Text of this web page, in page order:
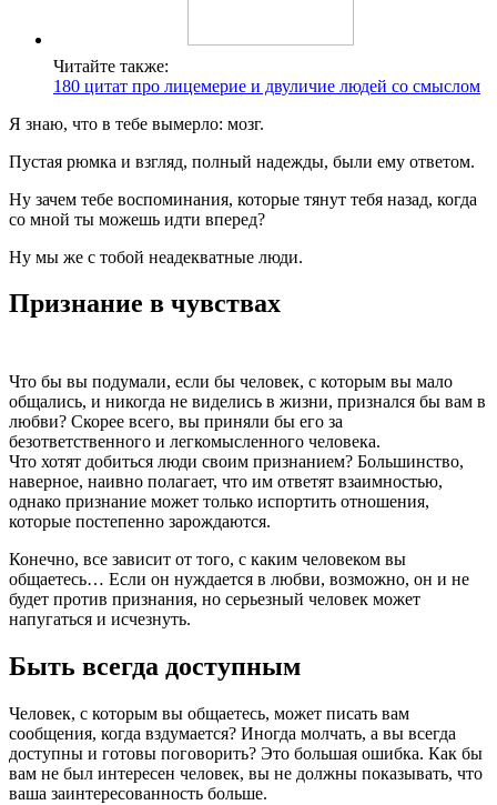
Читайте также:
180 цитат про лицемерие и двуличие людей со смыслом
Я знаю, что в тебе вымерло: мозг.
Пустая рюмка и взгляд, полный надежды, были ему ответом.
Ну зачем тебе воспоминания, которые тянут тебя назад, когда
со мной ты можешь идти вперед?
Ну мы же с тобой неадекватные люди.
Признание в чувствах
Что бы вы подумали, если бы человек, с которым вы мало
общались, и никогда не виделись в жизни, признался бы вам в
любви? Скорее всего, вы приняли бы его за
безответственного и легкомысленного человека.
Что хотят добиться люди своим признанием? Большинство,
наверное, наивно полагает, что им ответят взаимностью,
однако признание может только испортить отношения,
которые постепенно зарождаются.
Конечно, все зависит от того, с каким человеком вы
общаетесь… Если он нуждается в любви, возможно, он и не
будет против признания, но серьезный человек может
напугаться и исчезнуть.
Быть всегда доступным
Человек, с которым вы общаетесь, может писать вам
сообщения, когда вздумается? Иногда молчать, а вы всегда
доступны и готовы поговорить? Это большая ошибка. Как бы
вам не был интересен человек, вы не должны показывать, что
ваша заинтересованность больше.